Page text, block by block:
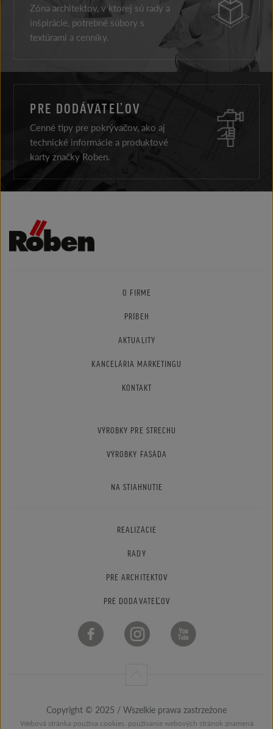
Zóna architektov, v ktorej sú rady a
inšpirácie, potrebné súbory s
textúrami a cenníky.
PRE DODÁVATEĽOV
Cenné tipy pre pokrývačov, ako aj
technické informácie a produktové
karty značky Roben.
O FIRME
PRÍBEH
AKTUALITY
KANCELÁRIA MARKETINGU
KONTAKT
VÝROBKY PRE STRECHU
VÝROBKY FASÁDA
NA STIAHNUTIE
REALIZÁCIE
RADY
PRE ARCHITEKTOV
PRE DODÁVATEĽOV
Copyright © 2025 / Wszelkie prawa zastrzeżone
Webová stránka používa cookies. používanie webových stránok znamená